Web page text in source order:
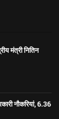
मंत्री नितिन
नौकरियां, 6.36